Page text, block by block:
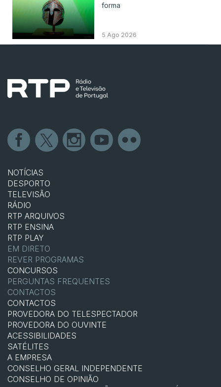
forma
5 Ago 2026
NOTÍCIAS
DESPORTO
TELEVISÃO
RÁDIO
RTP ARQUIVOS
RTP ENSINA
RTP PLAY
EM DIRETO
REVER PROGRAMAS
CONCURSOS
PERGUNTAS FREQUENTES
CONTACTOS
CONTACTOS
PROVEDORA DO TELESPECTADOR
PROVEDORA DO OUVINTE
ACESSIBILIDADES
SATÉLITES
A EMPRESA
CONSELHO GERAL INDEPENDENTE
CONSELHO DE OPINIÃO